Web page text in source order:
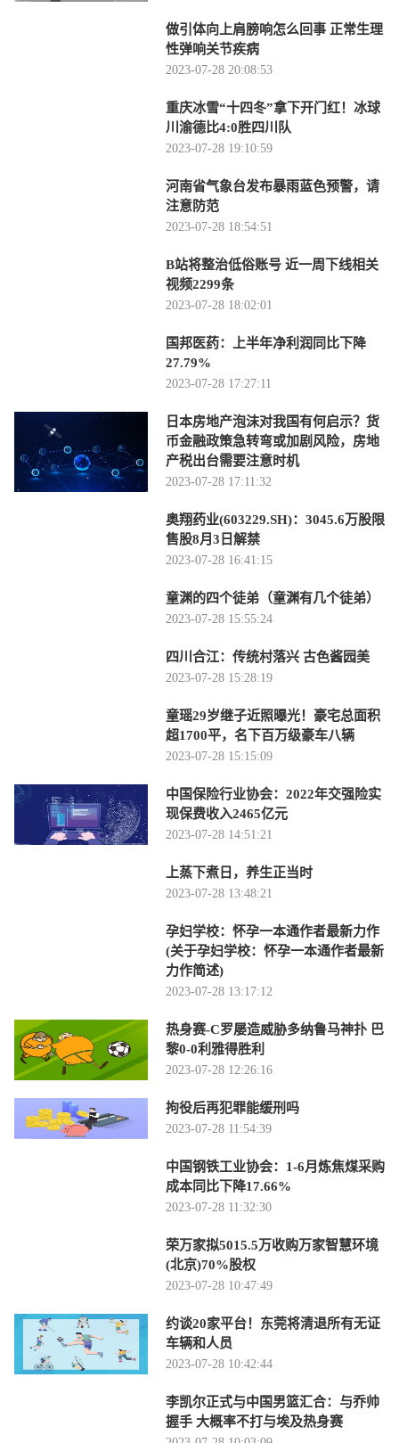
做引体向上肩膀响怎么回事 正常生理
性弹响关节疾病
2023-07-28 20:08:53
重庆冰雪“十四冬”拿下开门红！冰球
川渝德比4:0胜四川队
2023-07-28 19:10:59
河南省气象台发布暴雨蓝色预警，请
注意防范
2023-07-28 18:54:51
B站将整治低俗账号 近一周下线相关
视频2299条
2023-07-28 18:02:01
国邦医药：上半年净利润同比下降
27.79%
2023-07-28 17:27:11
日本房地产泡沫对我国有何启示？货
币金融政策急转弯或加剧风险，房地
产税出台需要注意时机
2023-07-28 17:11:32
奥翔药业(603229.SH)：3045.6万股限
售股8月3日解禁
2023-07-28 16:41:15
童渊的四个徒弟（童渊有几个徒弟）
2023-07-28 15:55:24
四川合江：传统村落兴 古色酱园美
2023-07-28 15:28:19
童瑶29岁继子近照曝光！豪宅总面积
超1700平，名下百万级豪车八辆
2023-07-28 15:15:09
中国保险行业协会：2022年交强险实
现保费收入2465亿元
2023-07-28 14:51:21
上蒸下煮日，养生正当时
2023-07-28 13:48:21
孕妇学校：怀孕一本通作者最新力作
(关于孕妇学校：怀孕一本通作者最新
力作简述)
2023-07-28 13:17:12
热身赛-C罗屡造威胁多纳鲁马神扑 巴
黎0-0利雅得胜利
2023-07-28 12:26:16
拘役后再犯罪能缓刑吗
2023-07-28 11:54:39
中国钢铁工业协会：1-6月炼焦煤采购
成本同比下降17.66%
2023-07-28 11:32:30
荣万家拟5015.5万收购万家智慧环境
(北京)70%股权
2023-07-28 10:47:49
约谈20家平台！东莞将清退所有无证
车辆和人员
2023-07-28 10:42:44
李凯尔正式与中国男篮汇合：与乔帅
握手 大概率不打与埃及热身赛